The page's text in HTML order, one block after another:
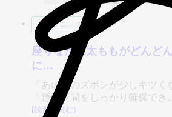
トレーニング
座りながら太ももがどんど
に…
「あの頃のズボンが少しキツく
「運動時間をしっかり確保でき...
[続きを読む]